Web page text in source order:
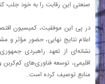
صنعتی این رقابت را به خود جلب
در پی این موفقیت، کمیسیون
اعلام نتایج نهایی، حضور مؤثر
نشانه‌ای از تعهد راهبردی
اقلیمی، توسعه فناوری‌های کم‌کربن
منابع توصیف کرده است.